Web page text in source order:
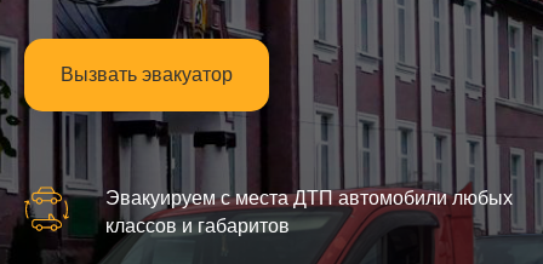
Вызвать эвакуатор
Эвакуируем с места ДТП автомобили любых
классов и габаритов